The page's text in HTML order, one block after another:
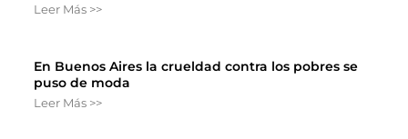
Leer Más >>
En Buenos Aires la crueldad contra los pobres se
puso de moda
Leer Más >>